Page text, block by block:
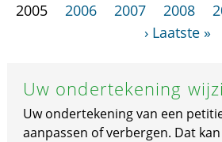
2005
2006 2007 2008
› Laatste »
Uw ondertekening
Uw ondertekening van een
aanpassen of verbergen. Dat